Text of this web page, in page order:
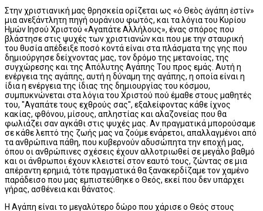
Στην χριστιανική μας θρησκεία ορίζεται ως «ὁ Θεòς ἀγάπη ἐστίν»
μια ανεξάντλητη πηγή ουράνιου φωτός, και τα λόγια του Κυρίου
Ημών Ιησού Χριστού «Αγαπάτε Αλλήλους», ένας σπόρος που
βλάστησε στις ψυχές των χριστιανών και που με την σταυρική
του θυσία απέδειξε ποσό κοντά είναι στα πλάσματα της γης που
δημιούργησε δείχνοντας μας, τον δρόμο της μετανοίας, της
συγχώρεσης και της Απόλυτης Αγάπης Του προς εμάς. Αυτή η
ενέργεια της αγάπης, αυτή η δύναμη της αγάπης, η οποία είναι η
ίδια η ενέργεια της ίδιας της δημιουργίας του κόσμου,
συμπυκνώνεται στα λόγια του Χριστού πού έμαθε στους μαθητές
του, "Αγαπάτε τους εχθρούς σας", εξαλείφοντας κάθε ίχνος
κακίας, φθόνου, μίσους, απληστίας και αλαζονείας που θα
φωλιάζει σαν αγκάθι στις ψυχές μας. Αν πραγματικά μπορούσαμε
σε κάθε λεπτό της ζωής μας να ζούμε ενάρετοι, απαλλαγμένοι από
τα ανθρώπινα πάθη, που κυβερνούν αδυσώπητα την εποχή μας,
όπου οι ανθρώπινες σχέσεις έχουν αλλοτριωθεί σε μεγάλο βαθμό
και οι άνθρωποι έχουν κλειστεί στον εαυτό τους, ζώντας σε μια
απέραντη ερημιά, τότε πραγματικά θα ξανακερδίζαμε τον χαμένο
παράδεισο που μας εμπιστεύθηκε ο Θεός, εκεί που δεν υπάρχει
γήρας, ασθένεια και θάνατος.
Η Αγάπη είναι το μεγαλύτερο δώρο που χάρισε ο Θεός στους